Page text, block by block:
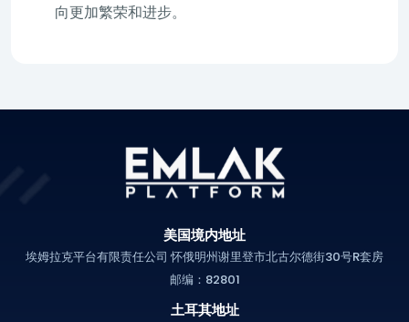
向更加繁荣和进步。
美国境内地址
埃姆拉克平台有限责任公司 怀俄明州谢里登市北古尔德街30号R套房
邮编：82801
土耳其地址